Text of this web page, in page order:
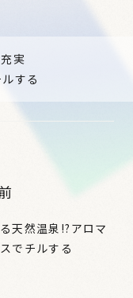
実
する
天然温泉!?アロマ
でチルする